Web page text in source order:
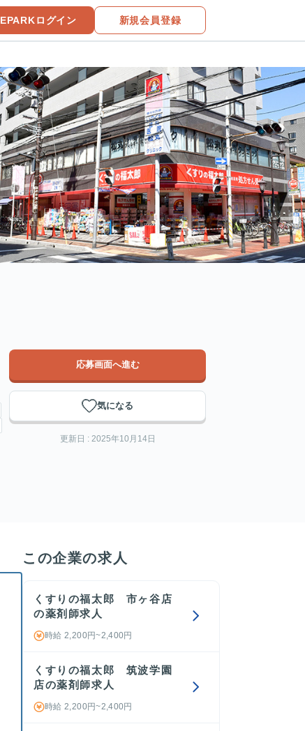
EPARKログイン 新規会員登録
応募画面へ進む
気になる
更新日 : 2025年10月14日
この企業の求人
くすりの福太郎 市ヶ谷店
の薬剤師求人
時給 2,200円~2,400円
くすりの福太郎 筑波学園
店の薬剤師求人
時給 2,200円~2,400円